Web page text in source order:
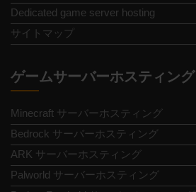
Dedicated game server hosting
サイトマップ
ゲームサーバーホスティング
Minecraft サーバーホスティング
Bedrock サーバーホスティング
ARK サーバーホスティング
Palworld サーバーホスティング